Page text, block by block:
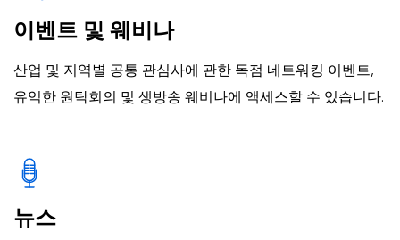
이벤트 및 웨비나
산업 및 지역별 공통 관심사에 관한 독점 네트워킹 이벤트,
유익한 원탁회의 및 생방송 웨비나에 액세스할 수 있습니다.
뉴스